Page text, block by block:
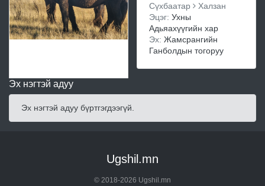
Сүхбаатар
Халзан
Эцэг: Ухны
Адьяахүүгийн хар
Эх: Жамсрангийн
Ганболдын тогоруу
Эх нэгтэй адуу
Эх нэгтэй адуу бүртгэгдээгүй.
Ugshil.mn
© 2018-2026 Ugshil.mn